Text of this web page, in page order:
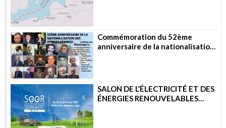
Commémoration du 52ème
anniversaire de la nationalisation
SALON DE L’ÉLECTRICITÉ ET DES
ÉNERGIES RENOUVELABLES